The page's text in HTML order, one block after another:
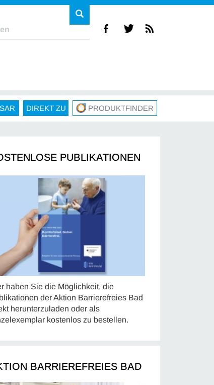
DIREKT ZU PRODUKTFINDER
PUBLIKATIONEN
haben Sie die Möglichkeit, die
der Aktion Barrierefreies Bad
herunterzuladen oder als
kostenlos zu bestellen.
BARRIEREFREIES BAD